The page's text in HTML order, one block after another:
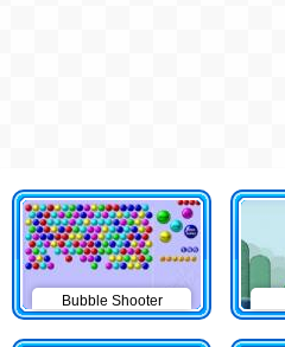
Bubble Shooter